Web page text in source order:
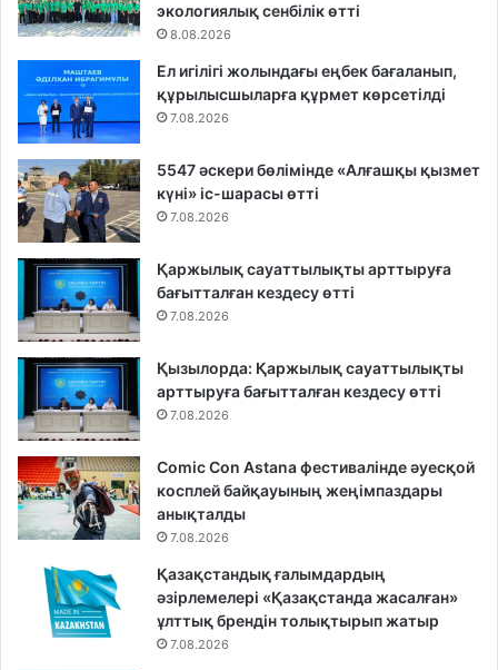
экологиялық сенбілік өтті
8.08.2026
Ел игілігі жолындағы еңбек бағаланып,
құрылысшыларға құрмет көрсетілді
7.08.2026
5547 әскери бөлімінде «Алғашқы қызмет
күні» іс-шарасы өтті
7.08.2026
Қаржылық сауаттылықты арттыруға
бағытталған кездесу өтті
7.08.2026
Қызылорда: Қаржылық сауаттылықты
арттыруға бағытталған кездесу өтті
7.08.2026
Comic Con Astana фестивалінде әуесқой
косплей байқауының жеңімпаздары
анықталды
7.08.2026
Қазақстандық ғалымдардың
әзірлемелері «Қазақстанда жасалған»
ұлттық брендін толықтырып жатыр
7.08.2026